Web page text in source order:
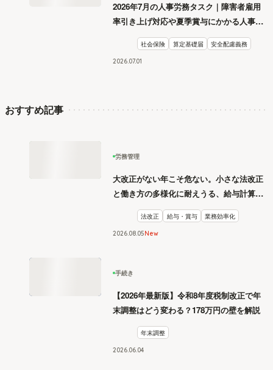
2026年7月の人事労務タスク｜障害者雇用
率引き上げ対応や夏季賞与にかかる人事評
価を社労士が解説
社会保険 算定基礎届 安全配慮義務
2026.07 01
おすすめ記事
労務管理
大改正がない年こそ危ない。小さな法改正
と働き方の多様化に耐えうる、給与計算と
リスク管理
法改正 給与・賞与 業務効率化
2026.08 05New
手続き
【2026年最新版】令和8年度税制改正で年
末調整はどう変わる？178万円の壁を解説
年末調整
2026.06 04